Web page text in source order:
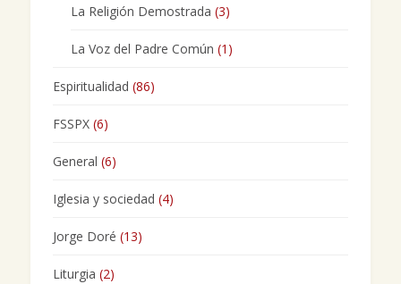
La Religión Demostrada (3)
La Voz del Padre Común (1)
Espiritualidad (86)
FSSPX(6)
General (6)
Iglesia y sociedad (4)
Jorge Doré (13)
Liturgia (2)